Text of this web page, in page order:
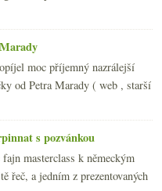
moc příjemný nazrálejší
od Petra Marady ( web , starší
s pozvánkou
masterclass k německým
řeč, a jedním z prezentovaných